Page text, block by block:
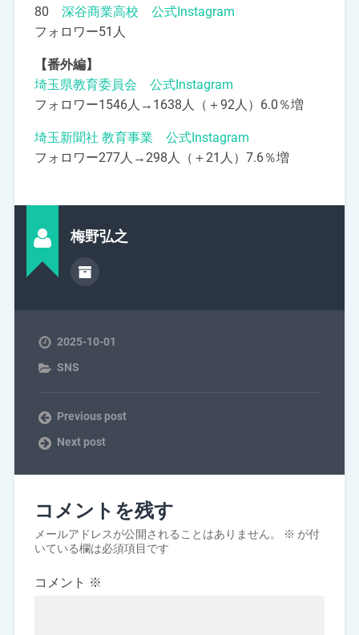
80 深谷商業高校 公式Instagram
フォロワー51人
【番外編】
埼玉県教育委員会 公式Instagram
フォロワー1546人→1638人（＋92人）6.0％増
埼玉新聞社 教育事業 公式Instagram
フォロワー277人→298人（＋21人）7.6％増
梅野弘之
2025-10-01
SNS
Previous post
Next post
コメントを残す
メールアドレスが公開されることはありません。 ※ が付
いている欄は必須項目です
コメント ※